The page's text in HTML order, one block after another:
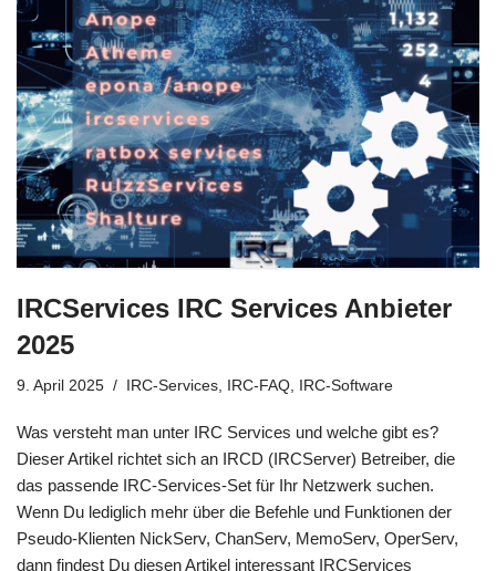
IRCServices IRC Services Anbieter
2025
9. April 2025 IRC-Services, IRC-FAQ, IRC-Software
Was versteht man unter IRC Services und welche gibt es?
Dieser Artikel richtet sich an IRCD (IRCServer) Betreiber, die
das passende IRC-Services-Set für Ihr Netzwerk suchen.
Wenn Du lediglich mehr über die Befehle und Funktionen der
Pseudo-Klienten NickServ, ChanServ, MemoServ, OperServ,
dann findest Du diesen Artikel interessant IRCServices